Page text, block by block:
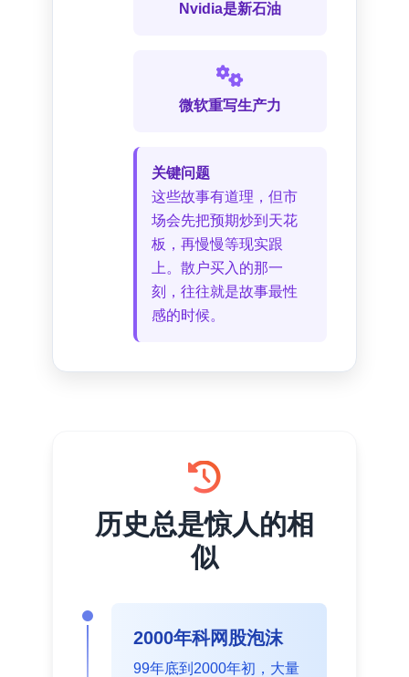
Nvidia是新石油
微软重写生产力
关键问题
这些故事有道理，但市
场会先把预期炒到天花
板，再慢慢等现实跟
上。散户买入的那一
刻，往往就是故事最性
感的时候。
历史总是惊人的相
似
2000年科网股泡沫
99年底到2000年初，大量